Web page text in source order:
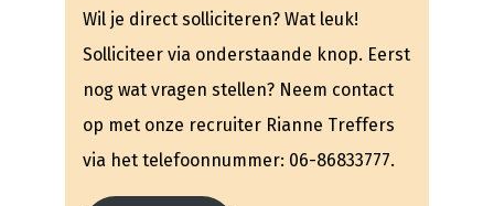
Wil je direct solliciteren? Wat leuk!
Solliciteer via onderstaande knop. Eerst
nog wat vragen stellen? Neem contact
op met onze recruiter Rianne Treffers
via het telefoonnummer: 06-86833777.